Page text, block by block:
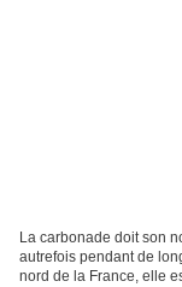
La carbonade doit son
autrefois pendant de
nord de la France, elle